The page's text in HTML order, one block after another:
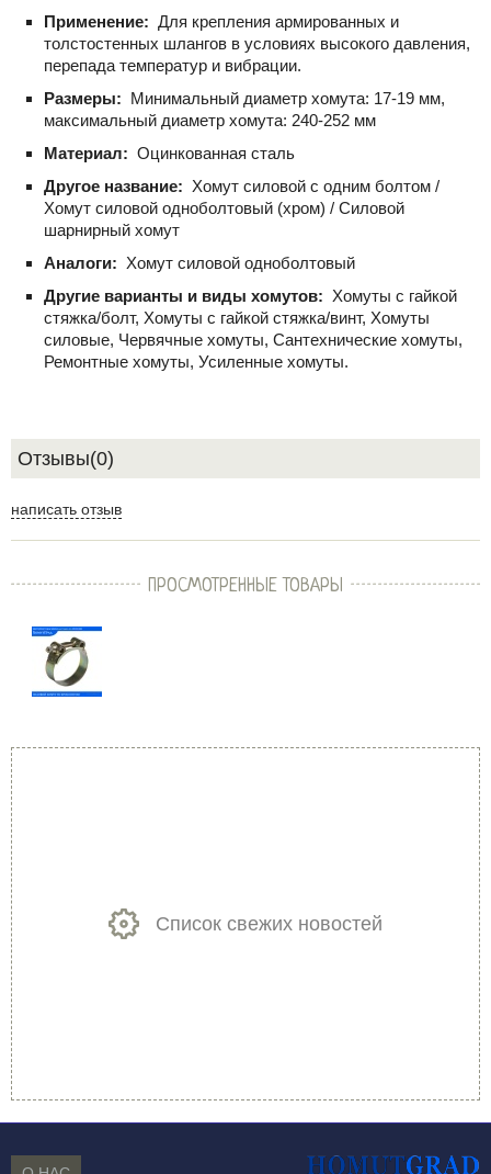
Применение: Для крепления армированных и
толстостенных шлангов в условиях высокого давления,
перепада температур и вибрации.
Размеры: Минимальный диаметр хомута: 17-19 мм,
максимальный диаметр хомута: 240-252 мм
Материал: Оцинкованная сталь
Другое название: Хомут силовой с одним болтом /
Хомут силовой одноболтовый (хром) / Силовой
шарнирный хомут
Аналоги: Хомут силовой одноболтовый
Другие варианты и виды хомутов: Хомуты с гайкой
стяжка/болт, Хомуты с гайкой стяжка/винт, Хомуты
силовые, Червячные хомуты, Сантехнические хомуты,
Ремонтные хомуты, Усиленные хомуты.
Отзывы(0)
написать отзыв
ПРОСМОТРЕННЫЕ ТОВАРЫ
Список свежих новостей